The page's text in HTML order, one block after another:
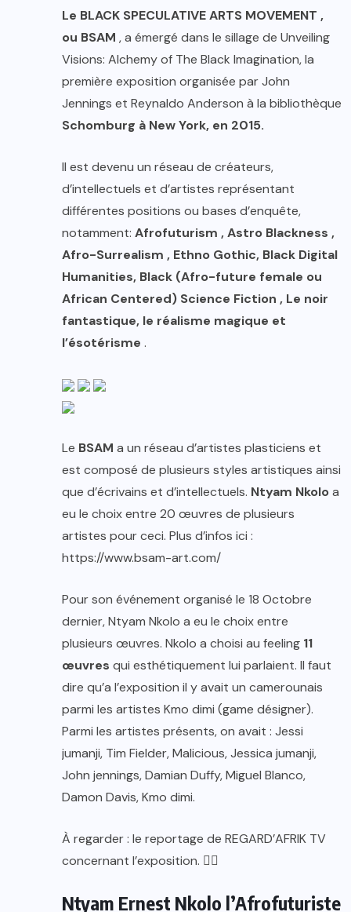
Le BLACK SPECULATIVE ARTS MOVEMENT ,
ou BSAM , a émergé dans le sillage de Unveiling
Visions: Alchemy of The Black Imagination, la
première exposition organisée par John
Jennings et Reynaldo Anderson à la bibliothèque
Schomburg à New York, en 2015.
Il est devenu un réseau de créateurs,
d’intellectuels et d’artistes représentant
différentes positions ou bases d’enquête,
notamment: Afrofuturism , Astro Blackness ,
Afro-Surrealism , Ethno Gothic, Black Digital
Humanities, Black (Afro-future female ou
African Centered) Science Fiction , Le noir
fantastique, le réalisme magique et
l’ésotérisme .
Le BSAM a un réseau d’artistes plasticiens et
est composé de plusieurs styles artistiques ainsi
que d’écrivains et d’intellectuels. Ntyam Nkoloa
eu le choix entre 20 œuvres de plusieurs
artistes pour ceci. Plus d’infos ici :
https://www.bsam-art.com/
Pour son événement organisé le 18 Octobre
dernier, Ntyam Nkolo a eu le choix entre
plusieurs œuvres. Nkolo a choisi au feeling 11
œuvres qui esthétiquement lui parlaient. Il faut
dire qu’a l’exposition il y avait un camerounais
parmi les artistes Kmo dimi (game désigner).
Parmi les artistes présents, on avait : Jessi
jumanji, Tim Fielder, Malicious, Jessica jumanji,
John jennings, Damian Duffy, Miguel Blanco,
Damon Davis, Kmo dimi.
À regarder : le reportage de REGARD’AFRIK TV
concernant l’exposition. 👈🏿
Ntyam Ernest Nkolo l’Afrofuturiste